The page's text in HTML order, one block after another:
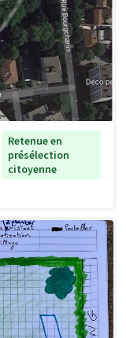
Retenue en
présélection
citoyenne